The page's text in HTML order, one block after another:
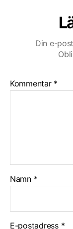
Din e-
Kommentar *
Namn *
E-postadress *